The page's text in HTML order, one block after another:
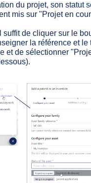
du projet, son statut
mis sur "Projet en
suffit de cliquer sur le
la référence et le
et de sélectionner